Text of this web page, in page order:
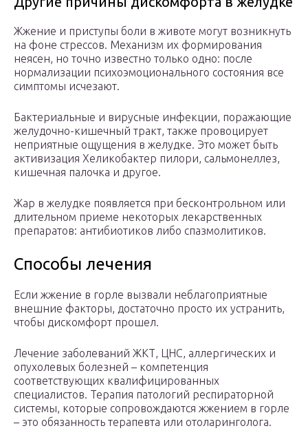
Жжение и приступы боли в животе могут возникнуть
на фоне стрессов. Механизм их формирования
неясен, но точно известно только одно: после
нормализации психоэмоционального состояния все
симптомы исчезают.
Бактериальные и вирусные инфекции, поражающие
желудочно-кишечный тракт, также провоцирует
неприятные ощущения в желудке. Это может быть
активизация Хеликобактер пилори, сальмонеллез,
кишечная палочка и другое.
Жар в желудке появляется при бесконтрольном или
длительном приеме некоторых лекарственных
препаратов: антибиотиков либо спазмолитиков.
Способы лечения
Если жжение в горле вызвали неблагоприятные
внешние факторы, достаточно просто их устранить,
чтобы дискомфорт прошел.
Лечение заболеваний ЖКТ, ЦНС, аллергических и
опухолевых болезней – компетенция
соответствующих квалифицированных
специалистов. Терапия патологий респираторной
системы, которые сопровождаются жжением в горле
– это обязанность терапевта или отоларинголога.